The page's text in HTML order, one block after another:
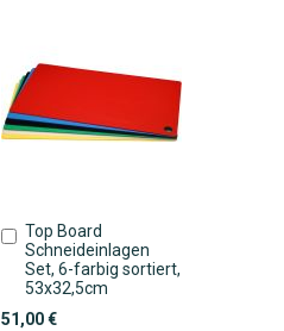
Top Board
Schneideinlagen
Set, 6-farbig sortiert,
53x32,5cm
51,00 €
In
den
Warenkorb